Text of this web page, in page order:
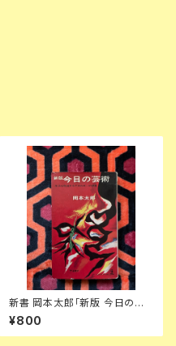
新書 岡本太郎「新版 今日の芸
術 生活を創造するエネルギーの
源泉」光文社 カッパブックス 推
薦文:安部公房
¥800